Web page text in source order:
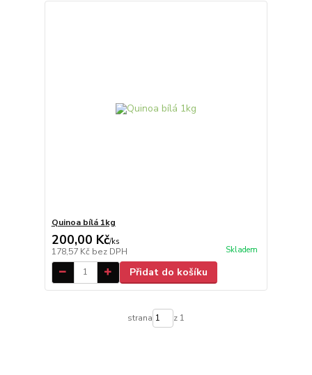
Quinoa bílá 1kg
200,00 Kč/ks
178,57 Kč bez DPH Skladem
Přidat do košíku
strana z 1